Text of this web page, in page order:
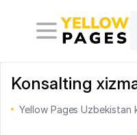
Konsalting
Yellow Pages Uzbekistan